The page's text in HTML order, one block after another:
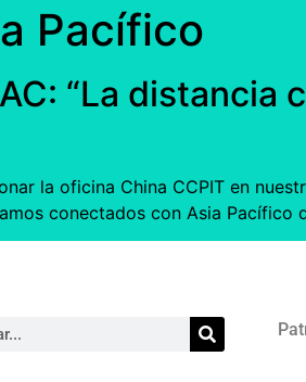
Pacífico
“La
la oficina China CCPIT en
conectados con Asia Pacífico